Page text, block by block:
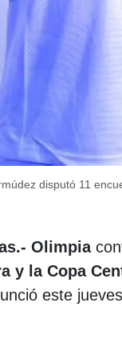
disputó 11
Olimpia
y la Copa
este